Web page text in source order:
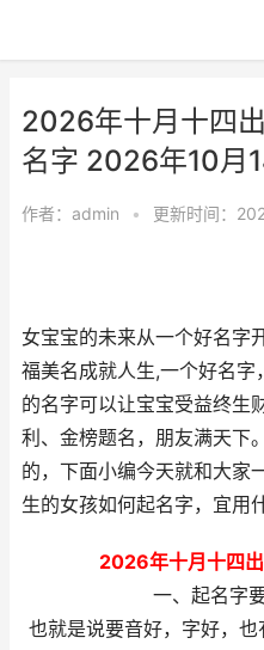
2026年十月十四
名字 2026年10月
作者： admin • 更新时间：
女宝宝的未来从一个好名字
福美名成就人生,一个好名
的名字可以让宝宝受益终生
利、金榜题名，朋友满天下
的，下面小编今天就和大家
生的女孩如何起名字，宜用
2026年十月十四
一、起名字
也就是说要音好，字好，